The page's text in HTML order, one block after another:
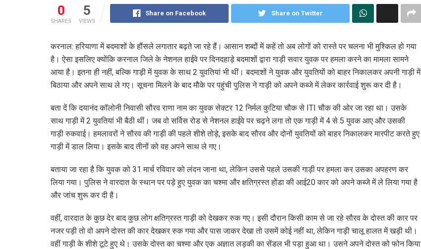
0
SHARES
5
VIEWS
Share on Facebook Share on Twitter
करनाल: हरियाणा में बदमाशों के हौंसले लगातार बढ़ते जा रहे हैं। आसान शब्दों में कहें तो अब लोगों को रास्ते पर चलना भी मुश्किल हो गया
है। ऐसा इसलिए क्योंकि करनाल जिले के नेशनल हाईवे पर दिनदहाड़े बदमाशों द्वारा गाड़ी सवार युवक पर हमला करने का मामला सामने
आया है। इतना ही नहीं, बल्कि गाड़ी में युवक के साथ 2 युवतियां भी थीं। बदमाशों ने युवक और युवतियों को बाहर निकालकर अपनी गाड़ी में
बिठाया और अपने साथ ले गए। सूचना मिलने के बाद मौके पर पहुंची पुलिस ने गाड़ी को अपने कब्जे में लेकर कार्रवाई शुरू कर दी है।
बता दें कि दयानंद कॉलोनी निवासी सौरव राणा नाम का युवक सेक्टर 12 निर्मल कुटिया चौक से ITI चौक की ओर जा रहा था। उसके
साथ गाड़ी में 2 युवतियां भी बैठी थीं। जब वो सर्विस रोड से नेशनल हाईवे पर चढ़ने लगा तो एक गाड़ी में 4 से 5 युवक आए और उसकी
गाड़ी रुकवाई। हमलावरों ने सौरव की गाड़ी की पहले शीशे तोड़े, इसके बाद सौरव और दोनों युवतियों को बाहर निकालकर मारपीट करते हुए
गाड़ी में डाल लिया। इसके बाद तीनों को वह अपने साथ ले गए।
बताया जा रहा है कि युवक को 31 मार्च रविवार को लंदन जाना था, लेकिन उससे पहले उसकी गाड़ी पर हमला कर उसका अपहरण कर
लिया गया। पुलिस ने वारदात के स्थान पर पड़े हुए युवक का चश्मा और क्षतिग्रस्त होंडा की आई20 कार को अपने कब्जे में ले लिया गया है
और जांच शुरू कर दी है।
वहीं, वारदात के कुछ देर बाद कुछ लोग क्षतिग्रस्त गाड़ी को देखकर रुक गए। इसी दौरान किसी काम से जा रहे सौरव के दोस्त की कार पर
नजर पड़ी तो वो अपने दोस्त की कार देखकर रुक गया और पास जाकर देखा तो उसमें कोई नहीं था, लेकिन गाड़ी चालू हालत में खड़ी थी।
वहीं गाड़ी के शीशे टूटे हुए थे। उसके दोस्त का चश्मा और एक अज्ञात लड़की का सेंडल भी पड़ा हुआ था। उसने अपने दोस्त को फोन किया